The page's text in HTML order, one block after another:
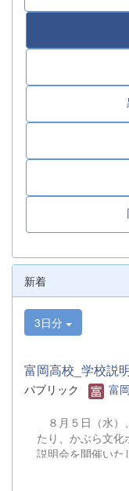
新着
3日分
富岡高校_学校説
パブリック
富
８月５日（水）
たり、かぶら文化
説明会を開催いた